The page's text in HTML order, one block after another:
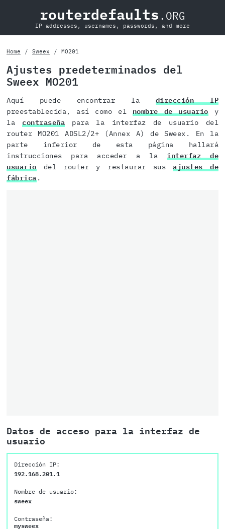
routerdefaults .ORG
IP addresses, usernames, passwords, and more
Home Sweex MO201
Ajustes predeterminados del
Sweex MO201
Aquí puede encontrar la dirección IP
preestablecida, así como el nombre de usuarioy
lacontraseña para la interfaz de usuario del
router MO201 ADSL2/2+ (Annex A) de Sweex. En la
parte inferior de esta página hallará
instrucciones para acceder a lainterfaz de
usuariodel router y restaurar susajustes de
fábrica.
Datos de acceso para la interfaz de
usuario
Dirección IP:
192.168.201.1
Nombre de usuario:
sweex
Contraseña:
mysweex